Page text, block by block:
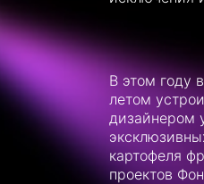
В этом году
летом
дизайнером
картофеля
проектов